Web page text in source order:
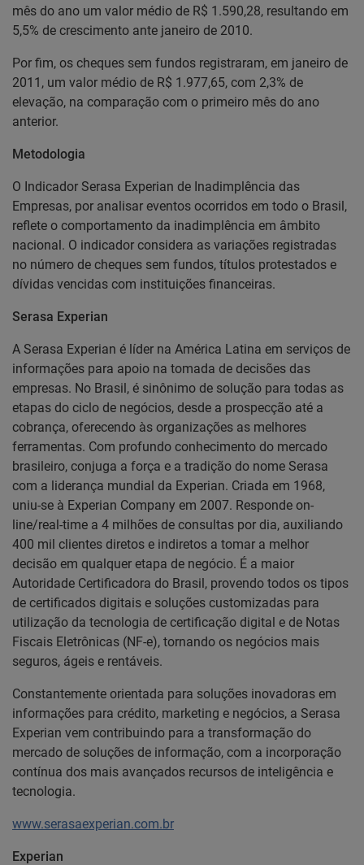
mês do ano um valor médio de R$ 1.590,28, resultando em
5,5% de crescimento ante janeiro de 2010.
Por fim, os cheques sem fundos registraram, em janeiro de
2011, um valor médio de R$ 1.977,65, com 2,3% de
elevação, na comparação com o primeiro mês do ano
anterior.
Metodologia
O Indicador Serasa Experian de Inadimplência das
Empresas, por analisar eventos ocorridos em todo o Brasil,
reflete o comportamento da inadimplência em âmbito
nacional. O indicador considera as variações registradas
no número de cheques sem fundos, títulos protestados e
dívidas vencidas com instituições financeiras.
Serasa Experian
A Serasa Experian é líder na América Latina em serviços de
informações para apoio na tomada de decisões das
empresas. No Brasil, é sinônimo de solução para todas as
etapas do ciclo de negócios, desde a prospecção até a
cobrança, oferecendo às organizações as melhores
ferramentas. Com profundo conhecimento do mercado
brasileiro, conjuga a força e a tradição do nome Serasa
com a liderança mundial da Experian. Criada em 1968,
uniu-se à Experian Company em 2007. Responde on-
line/real-time a 4 milhões de consultas por dia, auxiliando
400 mil clientes diretos e indiretos a tomar a melhor
decisão em qualquer etapa de negócio. É a maior
Autoridade Certificadora do Brasil, provendo todos os tipos
de certificados digitais e soluções customizadas para
utilização da tecnologia de certificação digital e de Notas
Fiscais Eletrônicas (NF-e), tornando os negócios mais
seguros, ágeis e rentáveis.
Constantemente orientada para soluções inovadoras em
informações para crédito, marketing e negócios, a Serasa
Experian vem contribuindo para a transformação do
mercado de soluções de informação, com a incorporação
contínua dos mais avançados recursos de inteligência e
tecnologia.
www.serasaexperian.com.br
Experian